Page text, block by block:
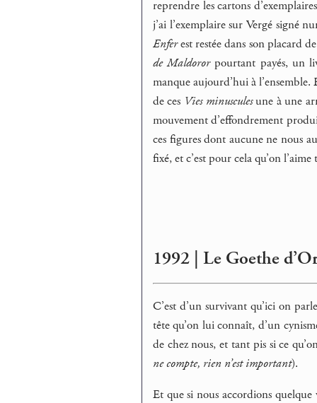
reprendre les cartons
j’ai l’exemplaire sur Vergé signé
Enferest restée dans son placard
de Maldororpourtant payés, un
manque aujourd’hui à
de ces Vies minusculesune à une
mouvement d’effondrement
ces figures dont aucune ne nous
fixé, et c’est pour cela qu’on
1992 | Le Goethe
C’est d’un survivant qu’ici on
tête qu’on lui connaît, d’un
de chez nous, et tant pis si ce
ne compte, rien n’est important).
Et que si nous accordions